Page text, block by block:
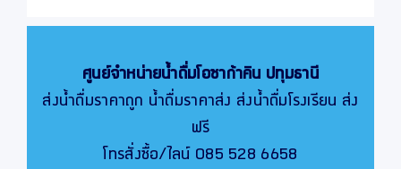
ศูนย์จำหน่ายน้ำดื่มโอซาก้าคิน ปทุมธานี
ส่งน้ำดื่มราคาถูก น้ำดื่มราคาส่ง ส่งน้ำดื่มโรงเรียน ส่ง
ฟรี
โทรสั่งซื้อ/ไลน์ 085 528 6658